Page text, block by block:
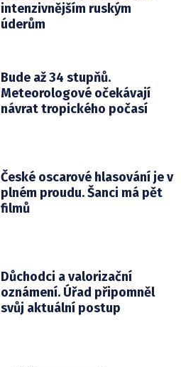
intenzivnějším ruským
úderům
Bude až 34 stupňů.
Meteorologové očekávají
návrat tropického počasí
České oscarové hlasování je v
plném proudu. Šanci má pět
filmů
Důchodci a valorizační
oznámení. Úřad připomněl
svůj aktuální postup